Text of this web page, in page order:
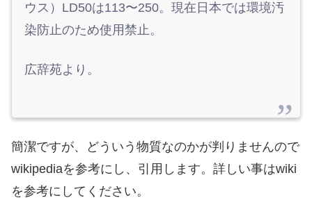
ウス）LD50は113〜250。現在日本では環境汚
染防止のため使用禁止。
広辞苑より。
簡潔ですが、どういう物質なのかが判りませんので
wikipediaを参考にし、引用します。詳しい事はwiki
を参考にしてください。